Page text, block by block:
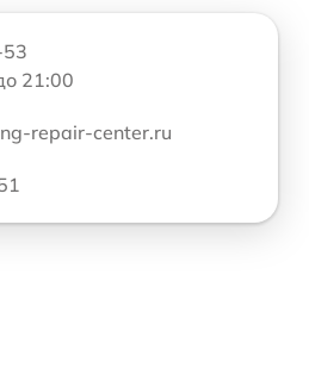
21:00
repair-center.ru